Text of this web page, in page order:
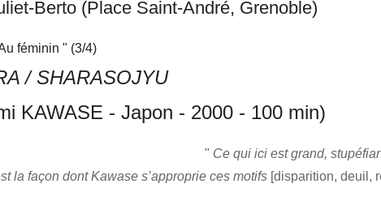
Berto (Place Saint-André, Grenoble)
féminin " (3/4)
/ SHARASOJYU
KAWASE - Japon - 2000 - 100 min)
" Ce qui ici est grand,
la façon dont Kawase s’approprie ces motifs [disparition, deuil,